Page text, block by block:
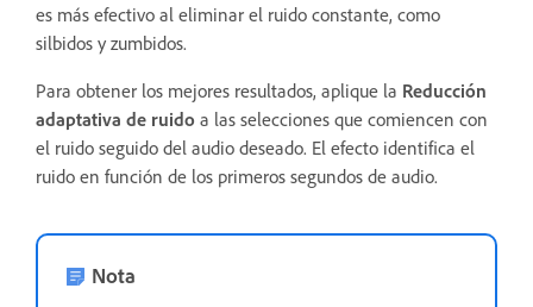
es más efectivo al eliminar el ruido constante, como
silbidos y zumbidos.
Para obtener los mejores resultados, aplique la Reducción
adaptativa de ruido a las selecciones que comiencen con
el ruido seguido del audio deseado. El efecto identifica el
ruido en función de los primeros segundos de audio.
Nota